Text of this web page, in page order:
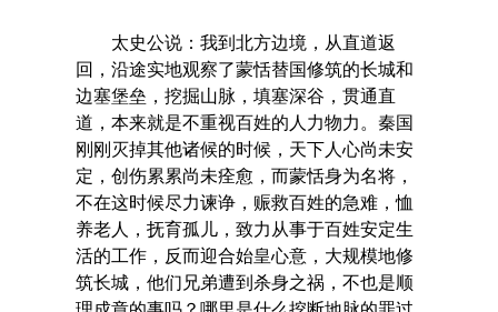
太史公说：我到北方边境，从直道返
回，沿途实地观察了蒙恬替国修筑的长城和
边塞堡垒，挖掘山脉，填塞深谷，贯通直
道，本来就是不重视百姓的人力物力。秦国
刚刚灭掉其他诸候的时候，天下人心尚未安
定，创伤累累尚未痊愈，而蒙恬身为名将，
不在这时候尽力谏诤，赈救百姓的急难，恤
养老人，抚育孤儿，致力从事于百姓安定生
活的工作，反而迎合始皇心意，大规模地修
筑长城，他们兄弟遭到杀身之祸，不也是顺